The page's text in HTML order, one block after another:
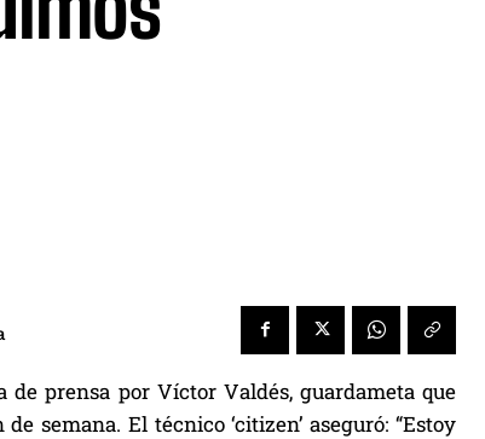
de prensa por Víctor Valdés, guardameta que
semana. El técnico ‘citizen’ aseguró: “Estoy